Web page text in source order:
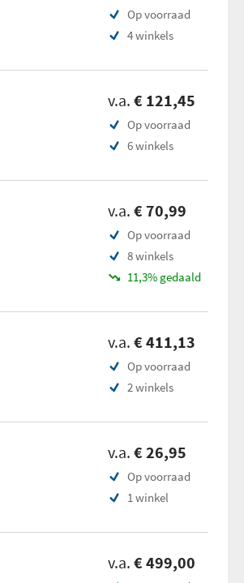
Op voorraad
4 winkels
v.a. € 121,45
Op voorraad
6 winkels
v.a. € 70,99
Op voorraad
8 winkels
11,3% gedaald
v.a. € 411,13
Op voorraad
2 winkels
v.a. € 26,95
Op voorraad
1 winkel
v.a. € 499,00